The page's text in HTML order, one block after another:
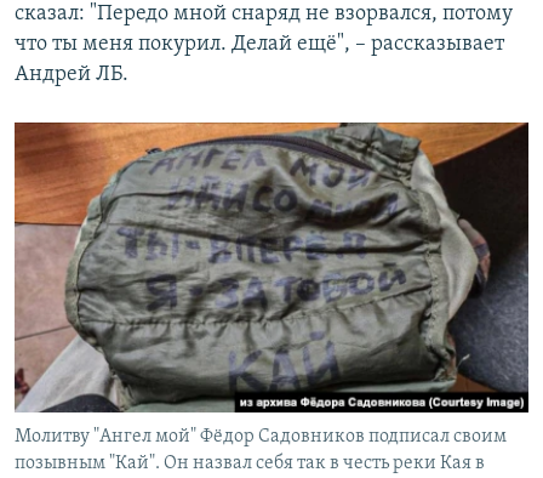
сказал: "Передо мной снаряд не взорвался, потому
что ты меня покурил. Делай ещё", – рассказывает
Андрей ЛБ.
Молитву "Ангел мой" Фёдор Садовников подписал своим
позывным "Кай". Он назвал себя так в честь реки Кая в